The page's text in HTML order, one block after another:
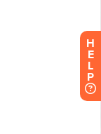
H
E
L
P